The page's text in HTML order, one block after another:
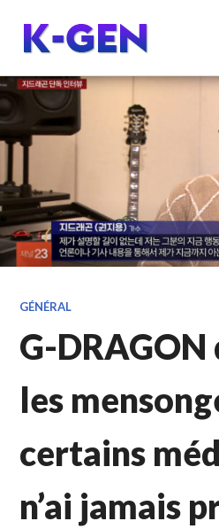
contenu
principal
K-GEN
GÉNÉRAL
G-DRAGON
les
certains
n’ai jamais